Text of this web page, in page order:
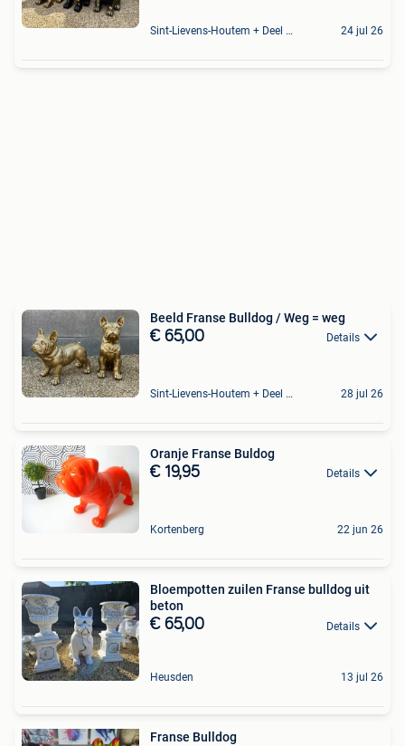
Sint-Lievens-Houtem + Deel Oombergen 24 jul 26
Beeld Franse Bulldog / Weg = weg
€ 65,00 Details
Sint-Lievens-Houtem + Deel Oombergen 28 jul 26
Oranje Franse Buldog
€ 19,95 Details
Kortenberg 22 jun 26
Bloempotten zuilen Franse bulldog uit
beton
€ 65,00 Details
Heusden 13 jul 26
Franse Bulldog